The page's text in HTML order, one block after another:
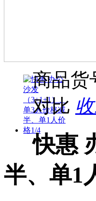
商品货
对比
快惠
半、单1